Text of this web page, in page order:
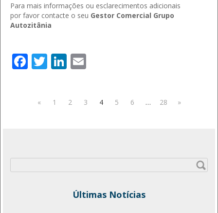
Para mais informações ou esclarecimentos adicionais
por favor contacte o seu Gestor Comercial Grupo
Autozitânia
Facebook
TwitterLinkedIn
« 1 2 3 4 5 6 … 28 »
por:
Últimas Notícias